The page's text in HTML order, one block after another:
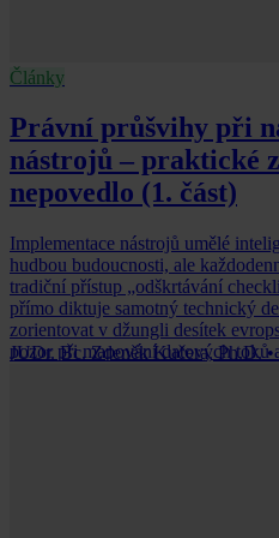
Články
Právní průšvihy při
nástrojů – praktické
nepovedlo (1. část)
Implementace nástrojů umělé
hudbou budoucnosti, ale
tradiční přístup „odškrtávání
přímo diktuje samotný technický
zorientovat v džungli desítek
pozor při mapování datových
JUDr. Bc. Zdeněk Kučera, Ph.D. •